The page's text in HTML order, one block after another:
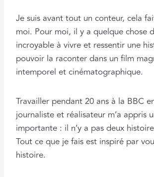
Je suis avant tout un conteur, cela
moi. Pour moi, il y a quelque chose
incroyable à vivre et ressentir une
pouvoir la raconter dans un film
intemporel et cinématographique.
Travailler pendant 20 ans à la BBC
journaliste et réalisateur m’a appris
importante : il n’y a pas deux
Tout ce que je fais est inspiré par
histoire.